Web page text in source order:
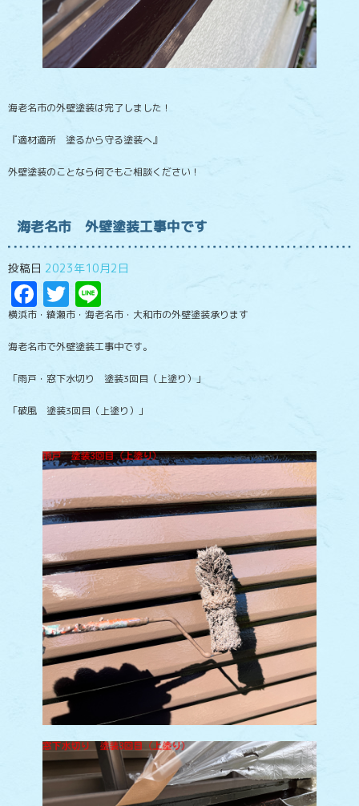
海老名市の外壁塗装は完了しました！
『適材適所 塗るから守る塗装へ』
外壁塗装のことなら何でもご相談ください！
海老名市 外壁塗装工事中です
投稿日 2023年10月2日
Facebook
Twitter
横浜市・綾瀬市・海老名市・大和市の外壁塗装承ります
海老名市で外壁塗装工事中です。
「雨戸・窓下水切り 塗装3回目（上塗り）」
「破風 塗装3回目（上塗り）」